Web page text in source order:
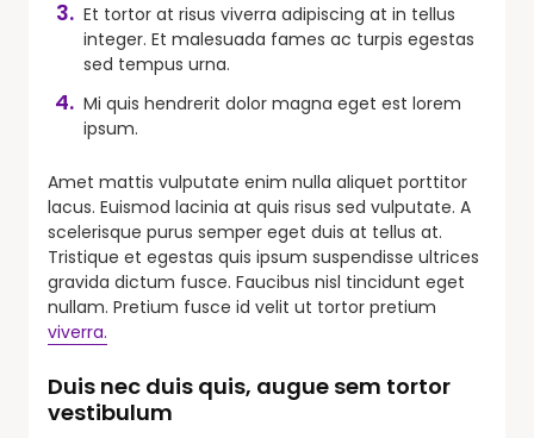
Et tortor at risus viverra adipiscing at in tellus
integer. Et malesuada fames ac turpis egestas
sed tempus urna.
Mi quis hendrerit dolor magna eget est lorem
ipsum.
Amet mattis vulputate enim nulla aliquet porttitor
lacus. Euismod lacinia at quis risus sed vulputate. A
scelerisque purus semper eget duis at tellus at.
Tristique et egestas quis ipsum suspendisse ultrices
gravida dictum fusce. Faucibus nisl tincidunt eget
nullam. Pretium fusce id velit ut tortor pretium
viverra.
Duis nec duis quis, augue sem tortor
vestibulum